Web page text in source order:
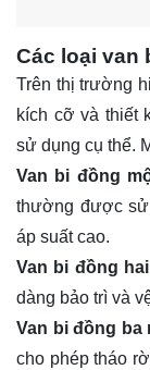
Các loại van
Trên thị trường
kích cỡ và thiết
sử dụng cụ thể.
Van bi đồng
thường được sử
áp suất cao.
Van bi đồng
dàng bảo trì và
Van bi đồng ba
cho phép tháo